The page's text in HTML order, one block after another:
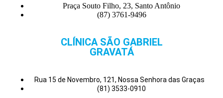
Praça Souto Filho, 23, Santo Antônio
(87) 3761-9496
CLÍNICA SÃO GABRIEL
GRAVATÁ
Rua 15 de Novembro, 121, Nossa Senhora das Graças
(81) 3533-0910